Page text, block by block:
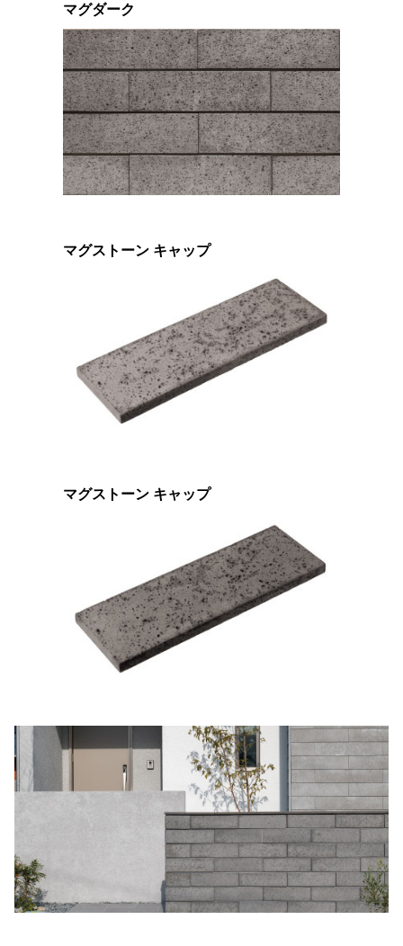
マグダーク
マグストーン キャップ
マグストーン キャップ